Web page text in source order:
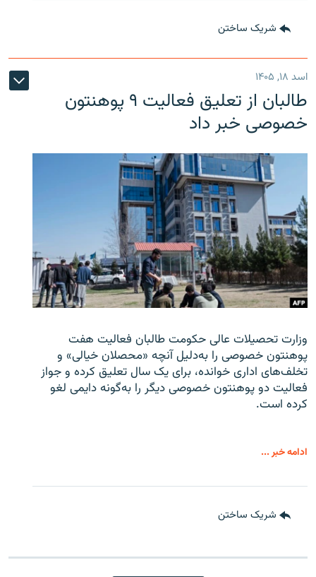
شریک ساختن
اسد ۱۸, ۱۴۰۵
طالبان از تعلیق فعالیت ۹ پوهنتون
خصوصی خبر داد
وزارت تحصیلات عالی حکومت طالبان فعالیت هفت
پوهنتون خصوصی را به‌دلیل آنچه «محصلان خیالی» و
تخلف‌های اداری خوانده، برای یک سال تعلیق کرده و جواز
فعالیت دو پوهنتون خصوصی دیگر را به‌گونه دایمی لغو
کرده است.
ادامه خبر ...
شریک ساختن